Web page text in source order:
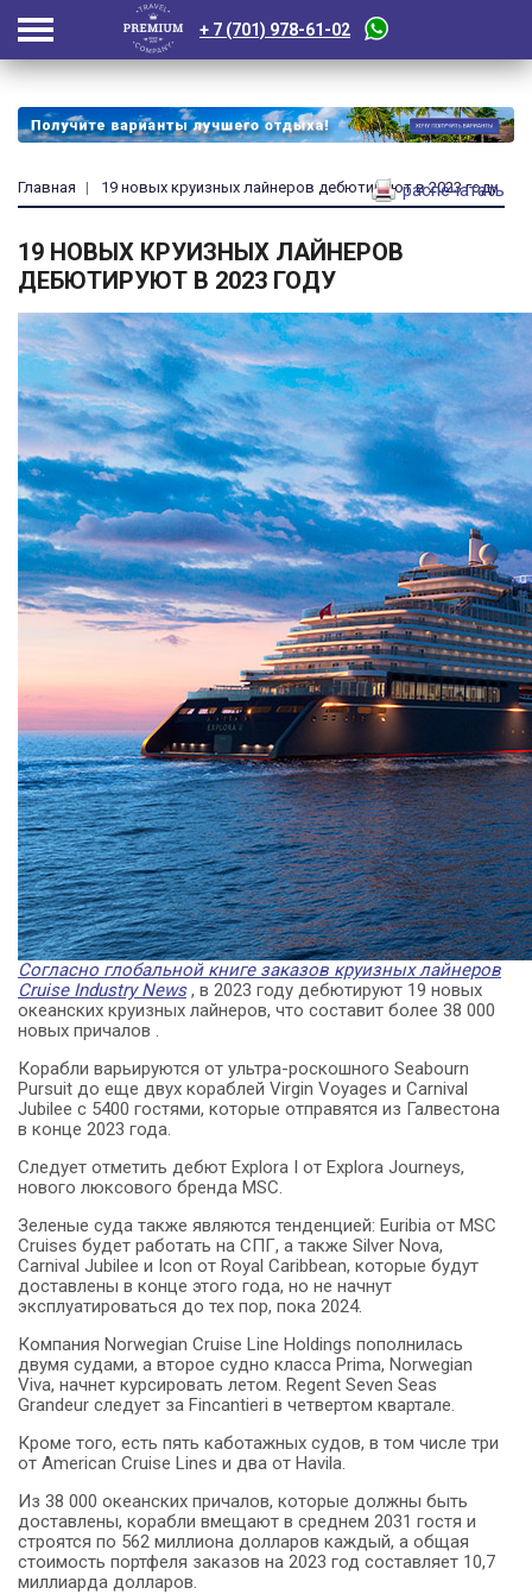
+ 7 (701) 978-61-02
Главная 19 новых круизных лайнеров дебютируют в 2023 году
распечатать
19 НОВЫХ КРУИЗНЫХ ЛАЙНЕРОВ
ДЕБЮТИРУЮТ В 2023 ГОДУ
Согласно глобальной книге заказов круизных лайнеров
Cruise Industry News, в 2023 году дебютируют 19 новых
океанских круизных лайнеров, что составит более 38 000
новых причалов .
Корабли варьируются от ультра-роскошного Seabourn
Pursuit до еще двух кораблей Virgin Voyages и Carnival
Jubilee с 5400 гостями, которые отправятся из Галвестона
в конце 2023 года.
Следует отметить дебют Explora I от Explora Journeys,
нового люксового бренда MSC.
Зеленые суда также являются тенденцией: Euribia от MSC
Cruises будет работать на СПГ, а также Silver Nova,
Carnival Jubilee и Icon от Royal Caribbean, которые будут
доставлены в конце этого года, но не начнут
эксплуатироваться до тех пор, пока 2024.
Компания Norwegian Cruise Line Holdings пополнилась
двумя судами, а второе судно класса Prima, Norwegian
Viva, начнет курсировать летом. Regent Seven Seas
Grandeur следует за Fincantieri в четвертом квартале.
Кроме того, есть пять каботажных судов, в том числе три
от American Cruise Lines и два от Havila.
Из 38 000 океанских причалов, которые должны быть
доставлены, корабли вмещают в среднем 2031 гостя и
строятся по 562 миллиона долларов каждый, а общая
стоимость портфеля заказов на 2023 год составляет 10,7
миллиарда долларов.